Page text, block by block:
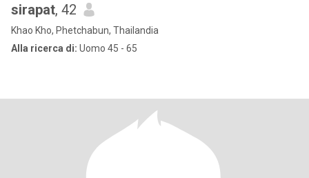
sirapat, 42
Khao Kho, Phetchabun, Thailandia
Alla ricerca di: Uomo 45 - 65